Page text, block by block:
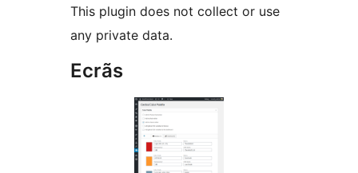
This plugin does not collect or use
any private data.
Ecrãs